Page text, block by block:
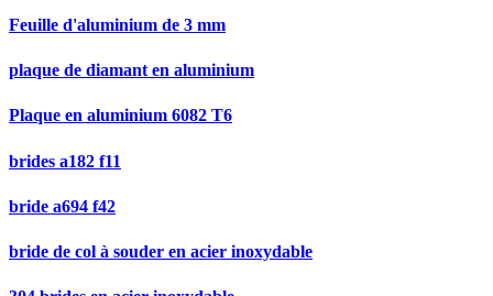
Feuille d'aluminium de 3 mm
plaque de diamant en aluminium
Plaque en aluminium 6082 T6
brides a182 f11
bride a694 f42
bride de col à souder en acier inoxydable